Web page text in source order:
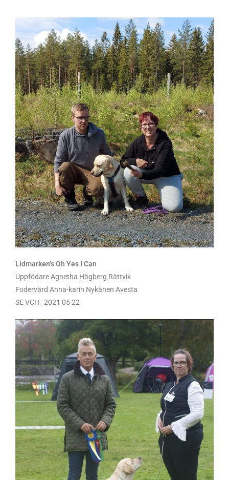
Lidmarken’s Oh Yes I Can
Uppfödare Agnetha Högberg Rättvik
Fodervärd Anna-karin Nykänen Avesta
SE VCH 2021 05 22